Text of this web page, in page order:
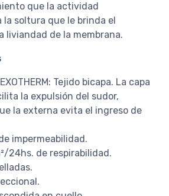
que la actividad
la soltura que le brinda el
liviandad de la membrana.
Tejido bicapa. La capa
la expulsión del sudor,
la externa evita el ingreso de
impermeabilidad.
24hs. de respirabilidad.